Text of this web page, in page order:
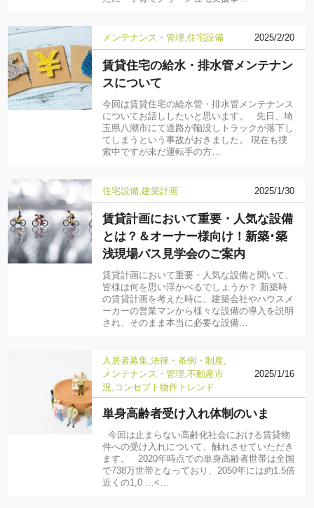
メンテナンス・管理 住宅設備 2025/2/20
賃貸住宅の給水・排水管メンテナン
スについて
今回は賃貸住宅の給水管・排水管メンテナンス
についてお話ししたいと思います。 先日、埼
玉県八潮市にて道路が陥没しトラックが落下し
てしまうという事故がおきました。 現在も捜
索中ですが未だ運転手の方…
住宅設備 建築計画 2025/1/30
賃貸計画において重要・人気な設備
とは？＆オーナー様向け！新築･築
浅現場バス見学会のご案内
賃貸計画において重要・人気な設備と聞いて、
皆様は何を思い浮かべるでしょうか？ 新築時
の賃貸計画を考えた時に、建築会社やハウスメ
ーカーの営業マンから様々な設備の導入を説明
され、そのまま本当に必要な設備…
入居者募集 法律・条例・制度
メンテナンス・管理 不動産市
況 コンセプト物件 トレンド
2025/1/16
単身高齢者受け入れ体制のいま
今回は止まらない高齢化社会における賃貸物
件への受け入れについて、触れさせていただき
ます。 2020年時点での単身高齢者世帯は全国
で738万世帯となっており、2050年には約1.5倍
近くの1,0 …<…